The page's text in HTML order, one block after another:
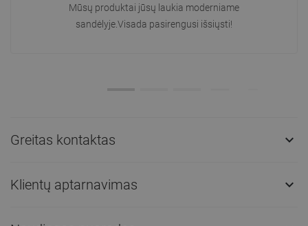
Mūsų produktai jūsų laukia moderniame
sandėlyje.Visada pasirengusi išsiųsti!
Greitas kontaktas 
Klientų aptarnavimas 